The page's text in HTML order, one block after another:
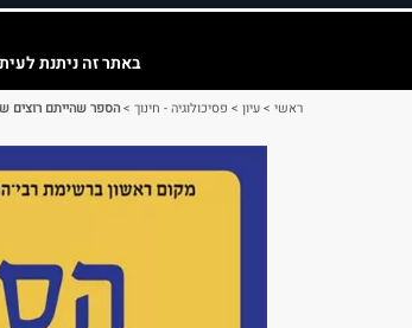
באתר זה ניתנת
ראשי >עיון > פסיכולוגיה - חינוך >הספר שהייתם רוצים